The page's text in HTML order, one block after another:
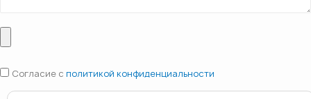
Согласие с политикой конфиденциальности